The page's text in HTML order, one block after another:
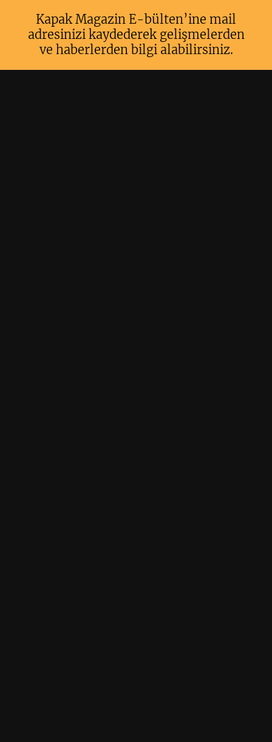
Kapak Magazin E-bülten’ine mail
adresinizi kaydederek gelişmelerden
ve haberlerden bilgi alabilirsiniz.